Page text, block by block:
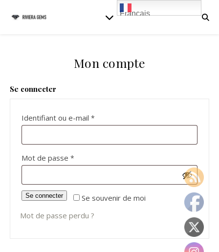
Mon compte
Se connecter
Identifiant ou e-mail *
Mot de passe *
Se souvenir de moi
Se connecter
Mot de passe perdu ?
Français